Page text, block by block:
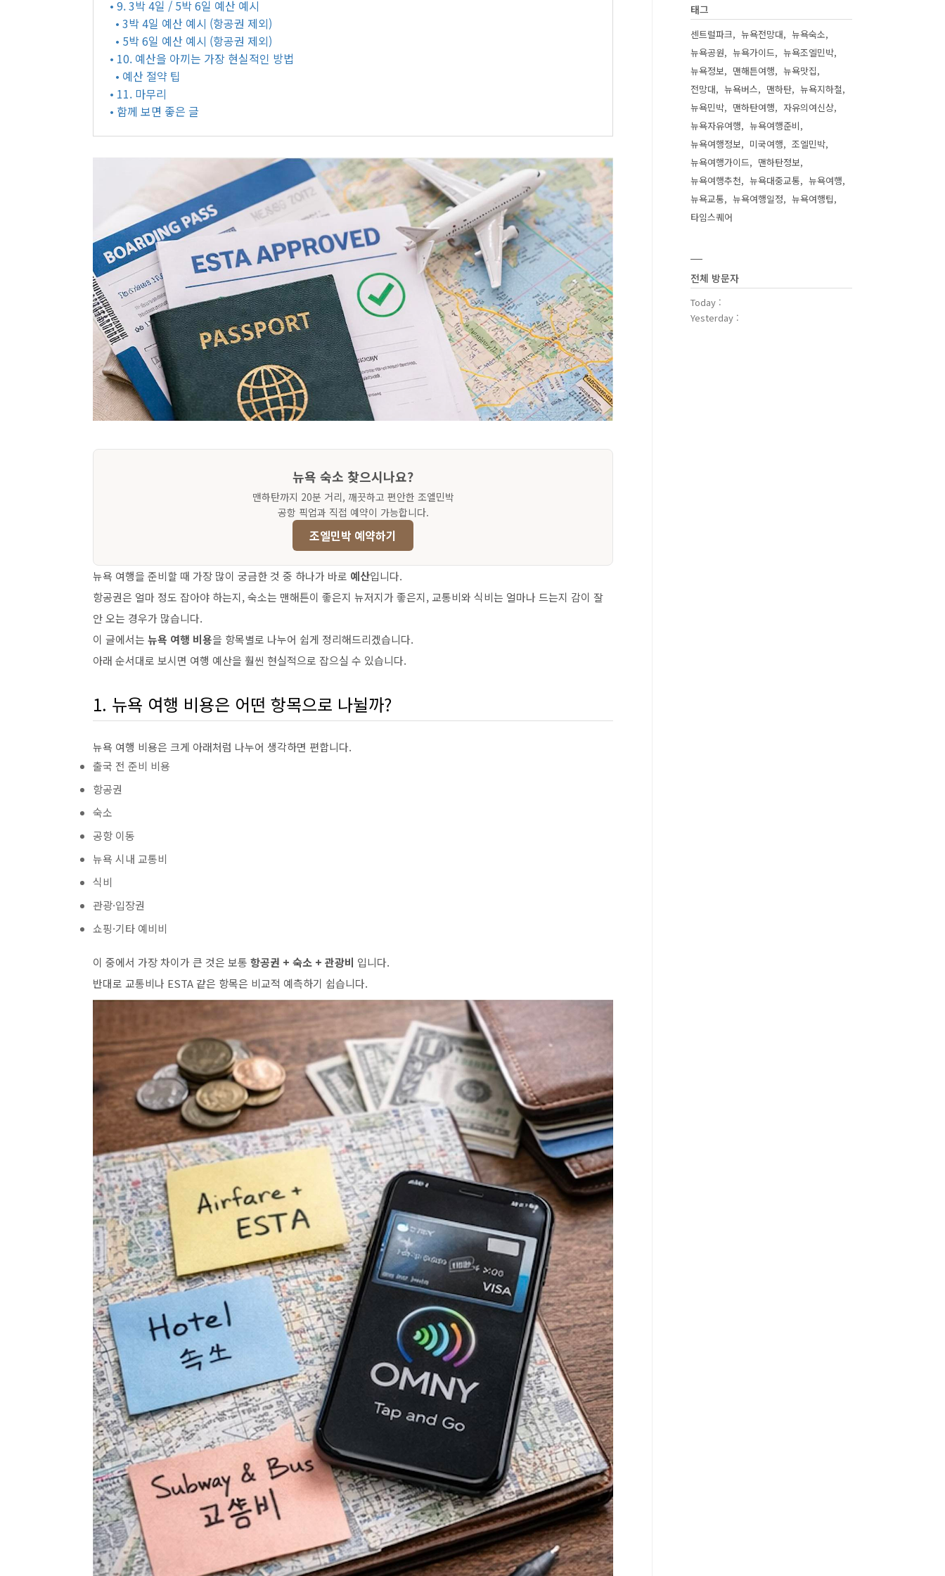
• 9. 3박 4일 / 5박 6일 예산 예시
• 3박 4일 예산 예시 (항공권 제외)
• 5박 6일 예산 예시 (항공권 제외)
• 10. 예산을 아끼는 가장 현실적인 방법
• 예산 절약 팁
• 11. 마무리
• 함께 보면 좋은 글
뉴욕 숙소 찾으시나요?
맨하탄까지 20분 거리, 깨끗하고 편안한 조엘민박
공항 픽업과 직접 예약이 가능합니다.
조엘민박 예약하기
뉴욕 여행을 준비할 때 가장 많이 궁금한 것 중 하나가 바로 예산입니다.
항공권은 얼마 정도 잡아야 하는지, 숙소는 맨해튼이 좋은지 뉴저지가 좋은지, 교통비와 식비는 얼마나 드는지 감이 잘
안 오는 경우가 많습니다.
이 글에서는 뉴욕 여행 비용을 항목별로 나누어 쉽게 정리해드리겠습니다.
아래 순서대로 보시면 여행 예산을 훨씬 현실적으로 잡으실 수 있습니다.
1. 뉴욕 여행 비용은 어떤 항목으로 나뉠까?
뉴욕 여행 비용은 크게 아래처럼 나누어 생각하면 편합니다.
출국 전 준비 비용
항공권
숙소
공항 이동
뉴욕 시내 교통비
식비
관광·입장권
쇼핑·기타 예비비
이 중에서 가장 차이가 큰 것은 보통 항공권 + 숙소 + 관광비 입니다.
반대로 교통비나 ESTA 같은 항목은 비교적 예측하기 쉽습니다.
태그
센트럴파크 뉴욕전망대
뉴욕숙소
뉴욕공원
뉴욕가이드
뉴욕조엘민박
뉴욕정보
맨해튼여행
뉴욕맛집
전망대
뉴욕버스 맨하탄
뉴욕지하철
뉴욕민박
맨하탄여행
자유의여신상
뉴욕자유여행
뉴욕여행준비
뉴욕여행정보
미국여행
조엘민박
뉴욕여행가이드
맨하탄정보
뉴욕여행추천
뉴욕대중교통
뉴욕여행
뉴욕교통
뉴욕여행일정
뉴욕여행팁
타임스퀘어
전체 방문자
Today :
Yesterday :